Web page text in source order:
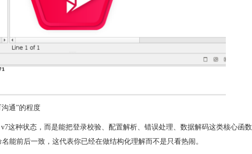
通”的程度
v7这种状态，而是能把登录校验、配置解析、错误处理、数据解码这类核心函数
能前后一致，这代表你已经在做结构化理解而不是只看热闹。